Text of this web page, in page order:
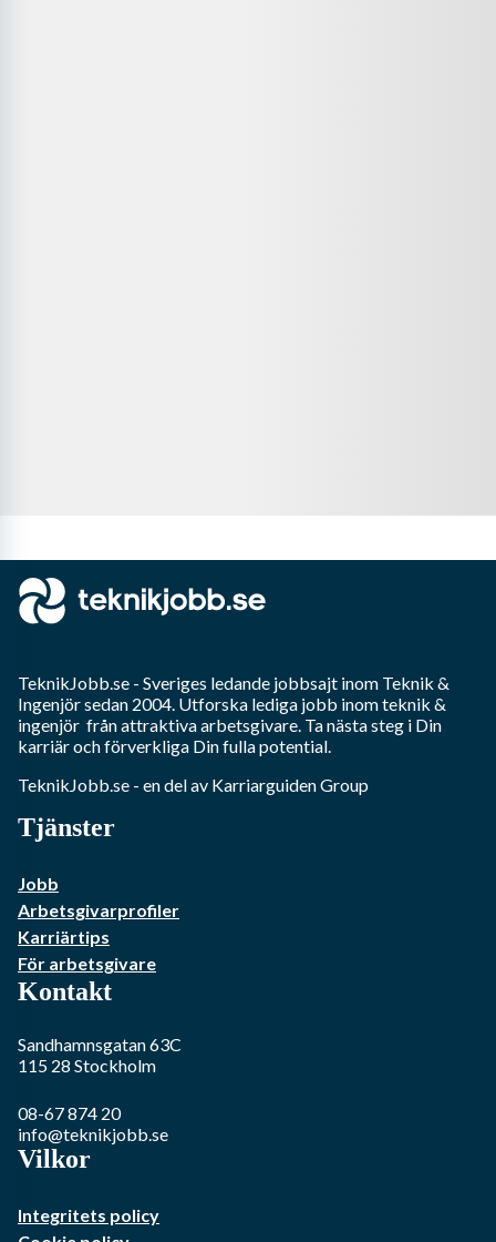
TeknikJobb.se - Sveriges ledande jobbsajt inom Teknik &
Ingenjörsedan 2004. Utforska lediga jobb inomteknik &
ingenjör från attraktiva arbetsgivare. Ta nästa steg i Din
karriär och förverkliga Din fulla potential.
TeknikJobb.se - en del av Karriarguiden Group
Tjänster
Jobb
Arbetsgivarprofiler
Karriärtips
För arbetsgivare
Kontakt
Sandhamnsgatan 63C
115 28 Stockholm
08-67 874 20
info@teknikjobb.se
Vilkor
Integritets policy